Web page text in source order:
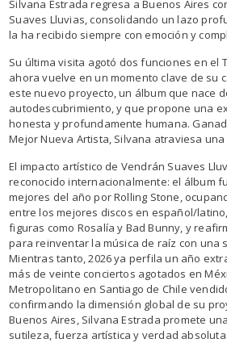
Silvana Estrada regresa a Buenos Aires
Suaves Lluvias, consolidando un lazo
la ha recibido siempre con emoción y
Su última visita agotó dos funciones en el
ahora vuelve en un momento clave de su
este nuevo proyecto, un álbum que nace
autodescubrimiento, y que propone una
honesta y profundamente humana.
Mejor Nueva Artista, Silvana atraviesa
El impacto artístico de Vendrán Suaves
reconocido internacionalmente: el álbum
mejores del año por Rolling Stone,
entre los mejores discos en español/
figuras como Rosalía y Bad Bunny, y
para reinventar la música de raíz con una
Mientras tanto, 2026 ya perfila un año
más de veinte conciertos agotados en
Metropolitano en Santiago de Chile
confirmando la dimensión global de su
Buenos Aires, Silvana Estrada promete
sutileza, fuerza artística y verdad absoluta.